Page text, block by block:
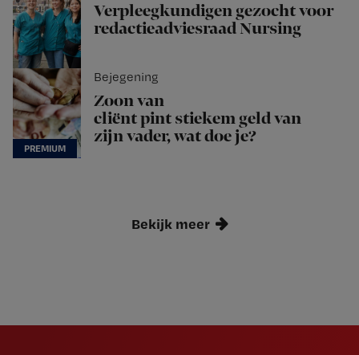
Verpleegkundigen gezocht voor
redactieadviesraad Nursing
Bejegening
Zoon van
cliënt pint stiekem geld van
zijn vader, wat doe je?
Bekijk meer